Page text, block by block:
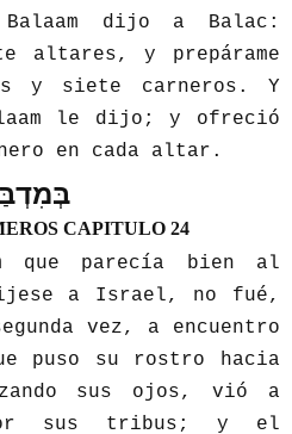
Balaam dijo a Balac:
altares, y prepárame
y siete carneros. Y
le dijo; y ofreció
en cada altar.
CAPITULO 24
que parecía bien al
a Israel, no fué,
vez, a encuentro
puso su rostro hacia
sus ojos, vió a
sus tribus; y el